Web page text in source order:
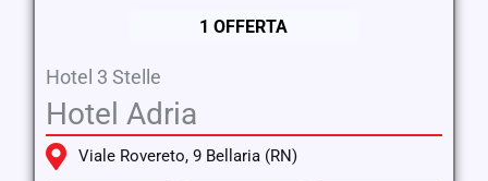
1 OFFERTA
Hotel 3 Stelle
Hotel Adria
Viale Rovereto, 9 Bellaria (RN)